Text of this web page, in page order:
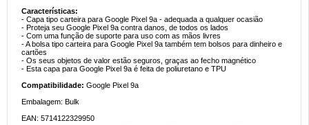
Características:
- Capa tipo carteira para Google Pixel 9a - adequada a qualquer ocasião
- Proteja seu Google Pixel 9a contra danos, de todos os lados
- Com uma função de suporte para uso com as mãos livres
- A bolsa tipo carteira para Google Pixel 9a também tem bolsos para dinheiro e
cartões
- Os seus objetos de valor estão seguros, graças ao fecho magnético
- Esta capa para Google Pixel 9a é feita de poliuretano e TPU
Compatibilidade: Google Pixel 9a
Embalagem: Bulk
EAN: 5714122329950